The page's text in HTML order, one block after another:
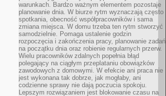
warunkach. Bardzo ważnym elementem pozostaje
planowanie dnia. W biurze rytm wyznaczają często
spotkania, obecność współpracowników i sama
zmiana miejsca. W domu trzeba ten rytm stworzyć
samodzielnie. Pomaga ustalenie godzin
rozpoczęcia i zakończenia pracy, planowanie zadań
na początku dnia oraz robienie regularnych przerw.
Wielu pracowników zdalnych popełnia błąd
polegający na ciągłym przeplataniu obowiązków
zawodowych z domowymi. W efekcie ani praca nie
jest wykonana tak dobrze, jak mogłaby, ani
codzienne sprawy nie dają poczucia spokoju.
Lepszym rozwiązaniem jest blokowanie czasu na